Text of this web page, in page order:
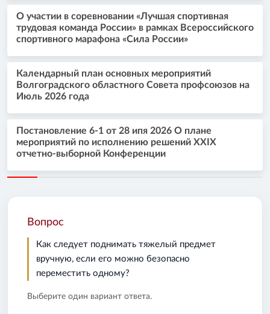
О участии в соревновании «Лучшая спортивная
трудовая команда России» в рамках Всероссийского
спортивного марафона «Сила России»
Календарный план основных мероприятий
Волгоградского областного Совета профсоюзов на
Июль 2026 года
Постановление 6-1 от 28 ипя 2026 О плане
мероприятий по исполнению решений XXIX
отчетно-выборной Конференции
Вопрос
Как следует поднимать тяжелый предмет
вручную, если его можно безопасно
переместить одному?
Выберите один вариант ответа.